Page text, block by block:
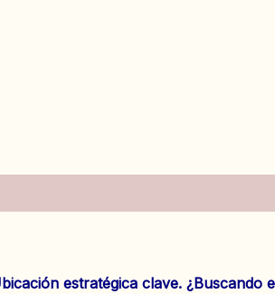
estratégica clave.